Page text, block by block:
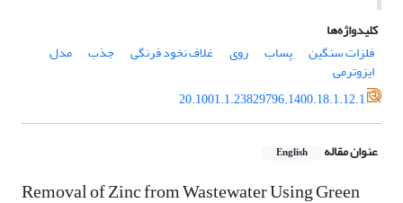
کلیدواژه‌ها
فلزات سنگین
پساب روی غلاف نخود فرنگی جذب مدل
ایزوترمی
20.1001.1.23829796.1400.18.1.12.1
عنوان مقاله English
Removal of Zinc from Wastewater Using Green